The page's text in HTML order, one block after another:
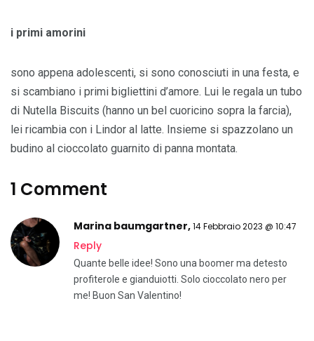
i primi amorini
sono appena adolescenti, si sono conosciuti in una festa, e
si scambiano i primi bigliettini d’amore. Lui le regala un tubo
di Nutella Biscuits (hanno un bel cuoricino sopra la farcia),
lei ricambia con i Lindor al latte. Insieme si spazzolano un
budino al cioccolato guarnito di panna montata.
1 Comment
Marina baumgartner,14 Febbraio 2023 @ 10:47
Reply
Quante belle idee! Sono una boomer ma detesto
profiterole e gianduiotti. Solo cioccolato nero per
me! Buon San Valentino!